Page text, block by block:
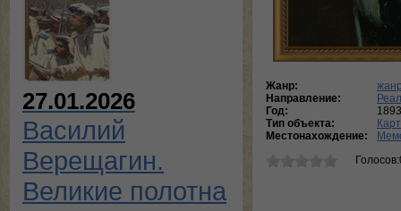
27.01.2026
Василий
Верещагин.
Великие полотна
Жанр:
Направление:
Год:
Тип объекта:
Местонахождение: